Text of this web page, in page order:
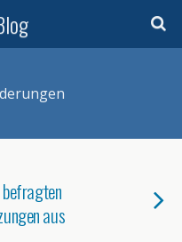
aus